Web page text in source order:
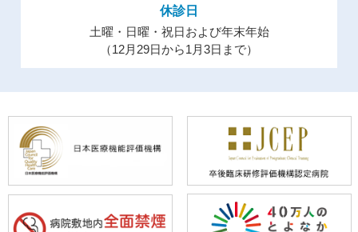
休診日
土曜・日曜・祝日および年末年始
（12月29日から1月3日まで）